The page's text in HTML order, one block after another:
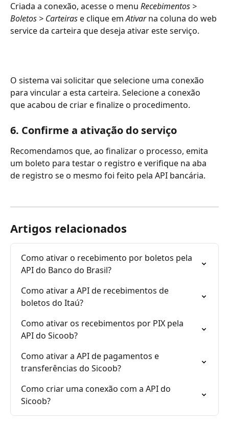
Criada a conexão, acesse o menu Recebimentos >
Boletos > Carteiras e clique em Ativar na coluna do web
service da carteira que deseja ativar este serviço.
O sistema vai solicitar que selecione uma conexão
para vincular a esta carteira. Selecione a conexão
que acabou de criar e finalize o procedimento.
6. Confirme a ativação do serviço
Recomendamos que, ao finalizar o processo, emita
um boleto para testar o registro e verifique na aba
de registro se o mesmo foi feito pela API bancária.
Artigos relacionados
Como ativar o recebimento por boletos pela
API do Banco do Brasil?
Como ativar a API de recebimentos de
boletos do Itaú?
Como ativar os recebimentos por PIX pela
API do Sicoob?
Como ativar a API de pagamentos e
transferências do Sicoob?
Como criar uma conexão com a API do
Sicoob?